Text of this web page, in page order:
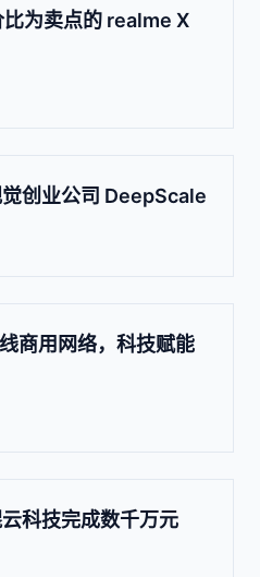
为卖点的 realme X
创业公司 DeepScale
商用网络，科技赋能
科技完成数千万元